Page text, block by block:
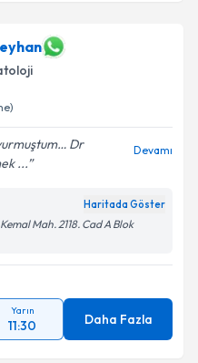
Dr
...
Devamı
Haritada Göster
Mah. 2118. Cad A Blok
Yarın
11:30 Daha Fazla